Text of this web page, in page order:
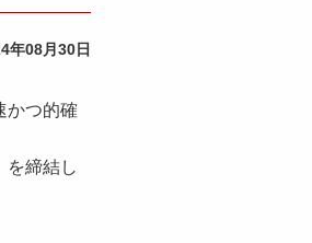
年08月30日
かつ的確
を締結し